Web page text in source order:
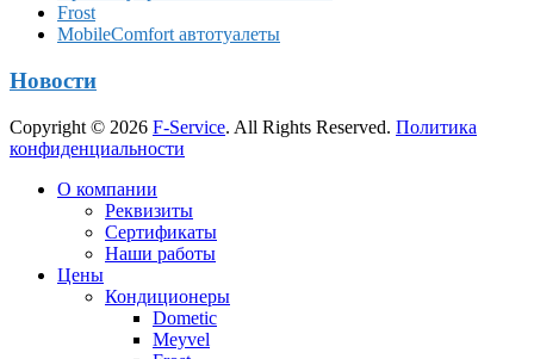
Frost
MobileComfort автотуалеты
Новости
Copyright © 2026 F-Service. All Rights Reserved. Политика
конфиденциальности
вверх
О компании
Реквизиты
Сертификаты
Наши работы
Цены
Кондиционеры
Dometic
Meyvel